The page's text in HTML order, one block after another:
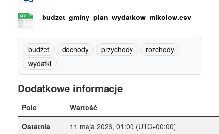
budzet_gminy_plan_wydatkow_mikolow.csv
budżet dochody przychody
rozchody
wydatki
Dodatkowe informacje
Pole
Wartość
Ostatnia
11 maja 2026, 01:00 (UTC+00:00)